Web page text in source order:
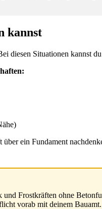
kannst
diesen Situationen kannst
ein Fundament
Frostkräften ohne
vorab mit deinem Bauamt.